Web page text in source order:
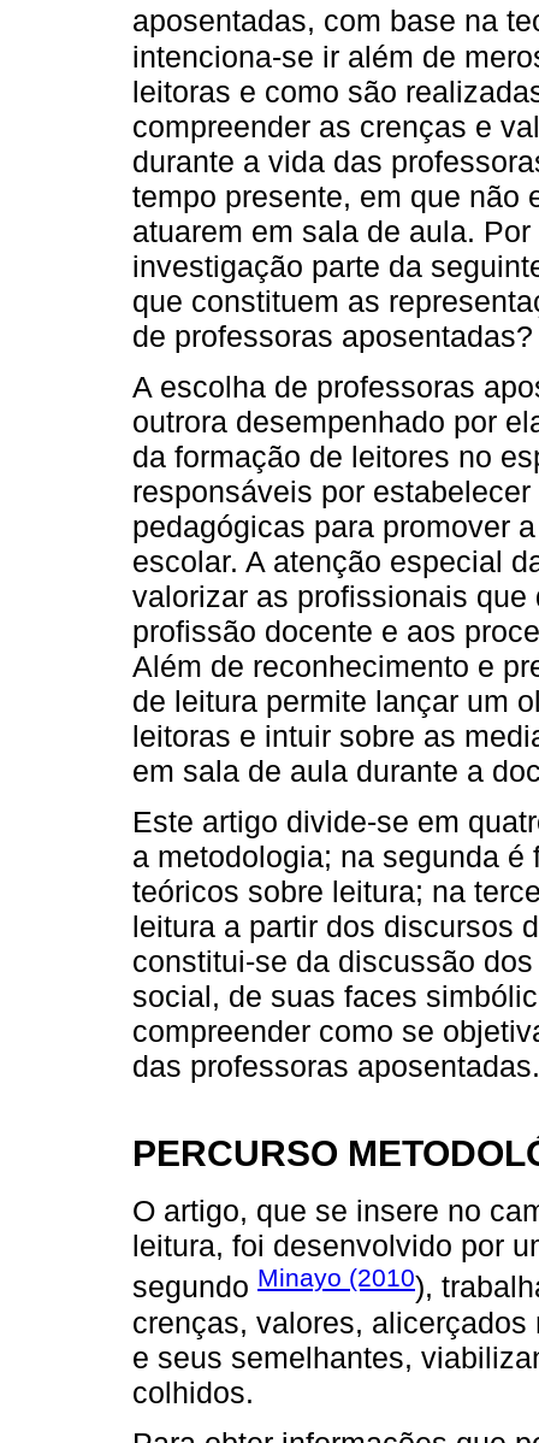
aposentadas, com base na
intenciona-se ir além de
leitoras e como são
compreender as crenças e
durante a vida das
tempo presente, em que não
atuarem em sala de aula.
investigação parte da
que constituem as
de professoras aposentadas?
A escolha de professoras
outrora desempenhado por
da formação de leitores no
responsáveis por
pedagógicas para promover
escolar. A atenção especial
valorizar as profissionais
profissão docente e aos
Além de reconhecimento e
de leitura permite lançar um
leitoras e intuir sobre as
em sala de aula durante a
Este artigo divide-se em
a metodologia; na segunda
teóricos sobre leitura; na
leitura a partir dos discursos
constitui-se da discussão
social, de suas faces
compreender como se
das professoras aposentadas.
PERCURSO
O artigo, que se insere no
leitura, foi desenvolvido por
segundo Minayo (2010),
crenças, valores,
e seus semelhantes,
colhidos.